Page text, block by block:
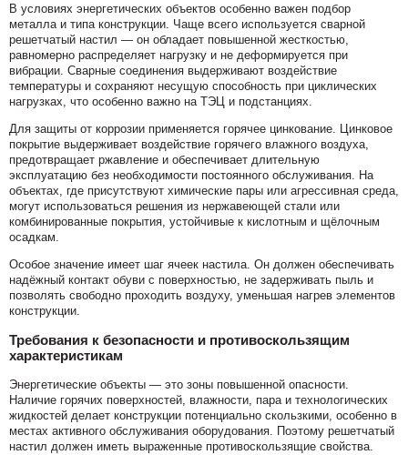
В условиях энергетических объектов особенно важен подбор
металла и типа конструкции. Чаще всего используется сварной
решетчатый настил — он обладает повышенной жесткостью,
равномерно распределяет нагрузку и не деформируется при
вибрации. Сварные соединения выдерживают воздействие
температуры и сохраняют несущую способность при циклических
нагрузках, что особенно важно на ТЭЦ и подстанциях.
Для защиты от коррозии применяется горячее цинкование. Цинковое
покрытие выдерживает воздействие горячего влажного воздуха,
предотвращает ржавление и обеспечивает длительную
эксплуатацию без необходимости постоянного обслуживания. На
объектах, где присутствуют химические пары или агрессивная среда,
могут использоваться решения из нержавеющей стали или
комбинированные покрытия, устойчивые к кислотным и щёлочным
осадкам.
Особое значение имеет шаг ячеек настила. Он должен обеспечивать
надёжный контакт обуви с поверхностью, не задерживать пыль и
позволять свободно проходить воздуху, уменьшая нагрев элементов
конструкции.
Требования к безопасности и противоскользящим
характеристикам
Энергетические объекты — это зоны повышенной опасности.
Наличие горячих поверхностей, влажности, пара и технологических
жидкостей делает конструкции потенциально скользкими, особенно в
местах активного обслуживания оборудования. Поэтому решетчатый
настил должен иметь выраженные противоскользящие свойства.